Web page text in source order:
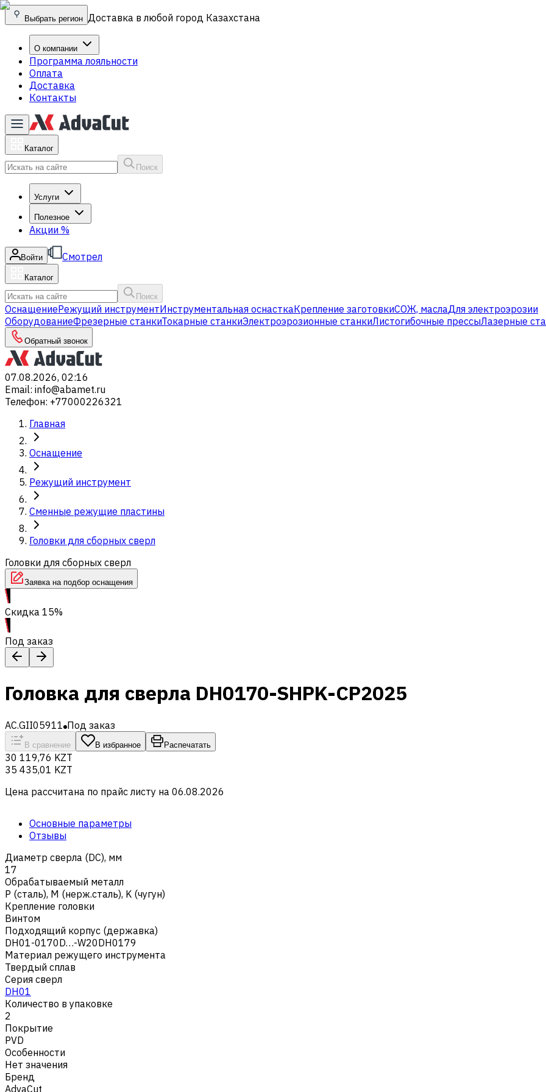
Выбрать регион Доставка в любой город Казахстана
О компании
Программа лояльности
Оплата
Доставка
Контакты
Каталог
Поиск
Услуги
Полезное
Акции %
Войти Смотрел
Каталог
Поиск
ОснащениеРежущий инструментИнструментальная оснасткаКрепление заготовкиСОЖ, маслаДля электроэрозии
ОборудованиеФрезерные станкиТокарные станкиЭлектроэрозионные станкиЛистогибочные прессыЛазерные
Обратный звонок
07.08.2026, 02:16
Email: info@abamet.ru
Телефон: +77000226321
Главная
Оснащение
Режущий инструмент
Сменные режущие пластины
Головки для сборных сверл
Головки для сборных сверл
Заявка на подбор оснащения
Скидка 15%
Под заказ
Головка для сверла DH0170-SHPK-CP2025
AC.GII05911 Под заказ
В сравнение В избранное Распечатать
30 119,76 KZT
35 435,01 KZT
Цена рассчитана по прайс листу на 06.08.2026
Основные параметры
Отзывы
Диаметр сверла (DC), мм
17
Обрабатываемый металл
Р (сталь), M (нерж.сталь), K (чугун)
Крепление головки
Винтом
Подходящий корпус (державка)
DH01-0170D…-W20DH0179
Материал режущего инструмента
Твердый сплав
Серия сверл
DH01
Количество в упаковке
2
Покрытие
PVD
Особенности
Нет значения
Бренд
AdvaCut